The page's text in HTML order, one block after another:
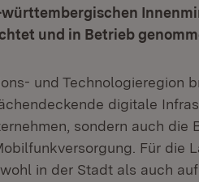
württembergischen
und in Betrieb
und Technologieregion
digitale
sondern auch die
Für die
in der Stadt als auch